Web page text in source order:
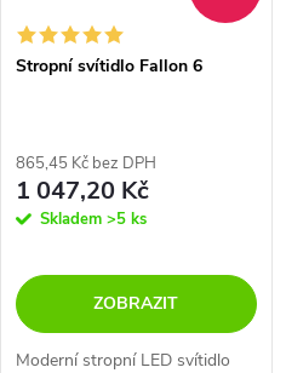
Stropní svítidlo Fallon 6
865,45 Kč bez DPH
1 047,20 Kč
Skladem >5 ks
ZOBRAZIT
Moderní stropní LED svítidlo